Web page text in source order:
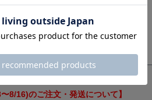
8/16)のご注文・発送について】